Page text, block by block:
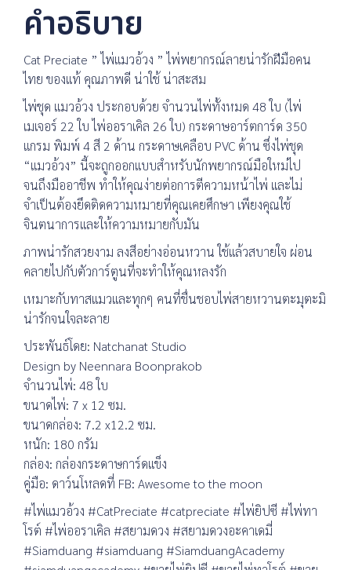
คำอธิบาย
Cat Preciate ” ไพ่แมวอ้วง ” ไพ่พยากรณ์ลายน่ารักฝีมือคน
ไทย ของแท้ คุณภาพดี น่าใช้ น่าสะสม
ไพ่ชุด แมวอ้วง ประกอบด้วย จำนวนไพ่ทั้งหมด 48 ใบ (ไพ่
เมเจอร์ 22 ใบ ไพ่ออราเคิล 26 ใบ) กระดาษอาร์ตการ์ด 350
แกรม พิมพ์ 4 สี 2 ด้าน กระดาษเคลือบ PVC ด้าน ซึ่งไพ่ชุด
“แมวอ้วง” นี้จะถูกออกแบบสำหรับนักพยากรณ์มือใหม่ไป
จนถึงมืออาชีพ ทำให้คุณง่ายต่อการตีความหน้าไพ่ และไม่
จำเป็นต้องยึดติดความหมายที่คุณเคยศึกษา เพียงคุณใช้
จินตนาการและให้ความหมายกับมัน
ภาพน่ารักสวยงาม ลงสีอย่างอ่อนหวาน ใช้แล้วสบายใจ ผ่อน
คลายไปกับตัวการ์ตูนที่จะทำให้คุณหลงรัก
เหมาะกับทาสแมวและทุกๆ คนที่ชื่นชอบไพ่สายหวานตะมุตะมิ
น่ารักจนใจละลาย
ประพันธ์โดย: Natchanat Studio
Design by Neennara Boonprakob
จำนวนไพ่: 48 ใบ
ขนาดไพ่: 7 x 12 ซม.
ขนาดกล่อง: 7.2 x12.2 ซม.
หนัก: 180 กรัม
กล่อง: กล่องกระดาษการ์ดแข็ง
คู่มือ: ดาว์นโหลดที่ FB: Awesome to the moon
#ไพ่แมวอ้วง #CatPreciate #catpreciate #ไพ่ยิปซี #ไพ่ทา
โรต์ #ไพ่ออราเคิล #สยามดวง #สยามดวงอะคาเดมี่
#Siamduang #siamduang #SiamduangAcademy